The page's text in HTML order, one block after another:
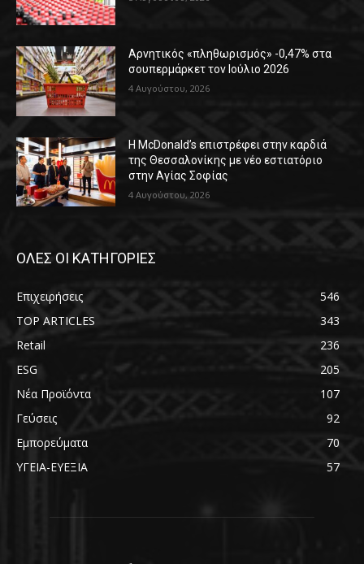
Αρνητικός «πληθωρισμός» -0,47% στα
σουπερμάρκετ τον Ιούλιο 2026
4 Αυγούστου, 2026
Η McDonald’s επιστρέφει στην καρδιά
της Θεσσαλονίκης με νέο εστιατόριο
στην Αγίας Σοφίας
4 Αυγούστου, 2026
ΟΛΕΣ ΟΙ ΚΑΤΗΓΟΡΙΕΣ
Επιχειρήσεις
546
TOP ARTICLES
343
Retail
236
ESG
205
Νέα Προϊόντα
107
Γεύσεις
92
Εμπορεύματα
70
ΥΓΕΙΑ-ΕΥΕΞΙΑ
57